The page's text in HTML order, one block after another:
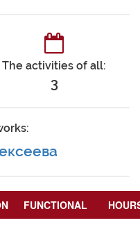
The activities of all:
3
FUNCTIONAL